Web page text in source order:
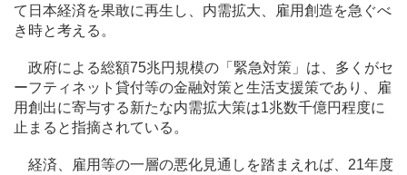
て日本経済を果敢に再生し、内需拡大、雇用創造を急ぐべ
き時と考える。
政府による総額75兆円規模の「緊急対策」は、多くがセ
ーフティネット貸付等の金融対策と生活支援策であり、雇
用創出に寄与する新たな内需拡大策は1兆数千億円程度に
止まると指摘されている。
経済、雇用等の一層の悪化見通しを踏まえれば、21年度